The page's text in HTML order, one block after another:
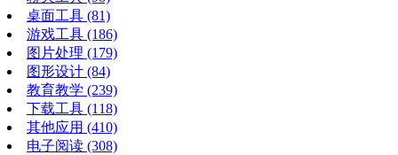
桌面工具 (81)
游戏工具 (186)
图片处理 (179)
图形设计 (84)
教育教学 (239)
下载工具 (118)
其他应用 (410)
电子阅读 (308)